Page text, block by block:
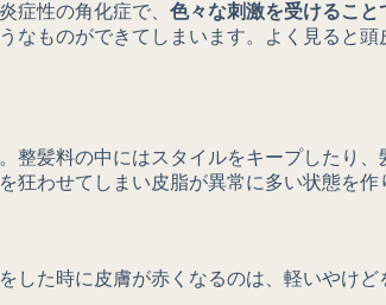
症性の角化症で、 色々な刺激を受けること
なものができてしまいます。よく見ると
整髪料の中にはスタイルをキープしたり
わせてしまい皮脂が異常に多い状態を作
した時に皮膚が赤くなるのは、軽いやけ